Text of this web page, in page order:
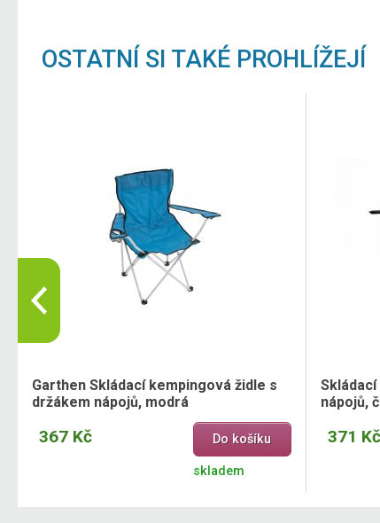
OSTATNÍ SI TAKÉ PROHLÍŽEJÍ
Garthen Skládací kempingová židle s
držákem nápojů, modrá
367 Kč Do košíku
skladem
nápojů,
371 Kč